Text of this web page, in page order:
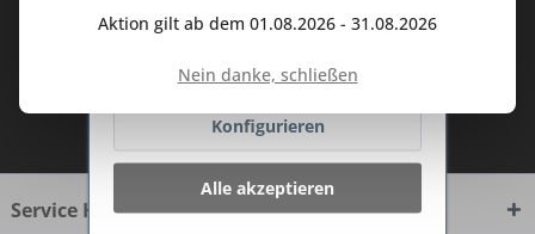
Ich habe dieDatenschutzbestimmungen
zur Kenntnis genommen.
Service Hotline
Aktion gilt ab dem 01.08.2026 - 31.08.2026
Nein danke, schließen
Ablehnen
Konfigurieren
Alle akzeptieren